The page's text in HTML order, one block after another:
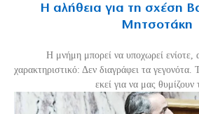
Η αλήθεια για τη σχέση
Μητσοτάκη
H μνήμη μπορεί να υποχωρεί ενίοτε,
χαρακτηριστικό: Δεν διαγράφει τα γεγονότα.
εκεί για να μας θυμίζουν